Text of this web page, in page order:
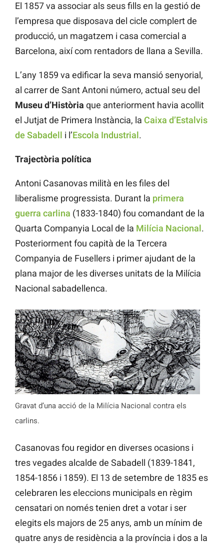
El 1857 va associar als seus fills en la gestió de
l’empresa que disposava del cicle complert de
producció, un magatzem i casa comercial a
Barcelona, així com rentadors de llana a Sevilla.
L’any 1859 va edificar la seva mansió senyorial,
al carrer de Sant Antoni número, actual seu del
Museu d’Història que anteriorment havia acollit
el Jutjat de Primera Instància, la Caixa d’Estalvis
de Sabadell i l’Escola Industrial.
Trajectòria política
Antoni Casanovas milità en les files del
liberalisme progressista. Durant la primera
guerra carlina (1833-1840) fou comandant de la
Quarta Companyia Local de la Milícia Nacional.
Posteriorment fou capità de la Tercera
Companyia de Fusellers i primer ajudant de la
plana major de les diverses unitats de la Milícia
Nacional sabadellenca.
Gravat d’una acció de la Milícia Nacional contra els
carlins.
Casanovas fou regidor en diverses ocasions i
tres vegades alcalde de Sabadell (1839-1841,
1854-1856 i 1859). El 13 de setembre de 1835 es
celebraren les eleccions municipals en règim
censatari on només tenien dret a votar i ser
elegits els majors de 25 anys, amb un mínim de
quatre anys de residència a la província i dos a la